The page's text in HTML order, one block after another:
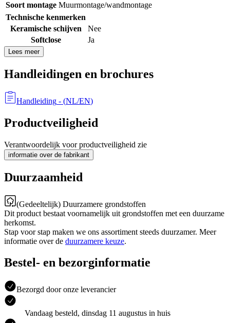
Soort montage Muurmontage/wandmontage
Technische kenmerken
Keramische schijven
Nee
Softclose
Ja
Lees meer
Handleidingen en brochures
Handleiding - (NL/EN)
Productveiligheid
Verantwoordelijk voor productveiligheid zie
informatie over de fabrikant
Duurzaamheid
(Gedeeltelijk) Duurzamere grondstoffen
Dit product bestaat voornamelijk uit grondstoffen met een duurzame
herkomst.
Stap voor stap maken we ons assortiment steeds duurzamer. Meer
informatie over de duurzamere keuze.
Bestel- en bezorginformatie
Bezorgd door onze leverancier
Vandaag besteld, dinsdag 11 augustus in huis